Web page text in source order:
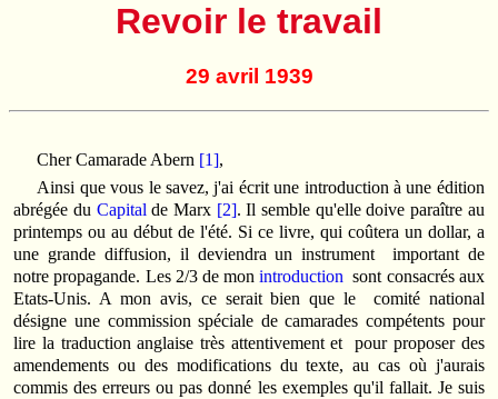
Revoir le travail
29 avril 1939
Cher Camarade Abern [1],
Ainsi que vous le savez, j'ai écrit une introduction à une édition
abrégée du Capital de Marx [2]. Il semble qu'elle doive paraître au
printemps ou au début de l'été. Si ce livre, qui coûtera un dollar, a
une grande diffusion, il deviendra un instrument important de
notre propagande. Les 2/3 de monintroduction sont consacrés aux
Etats‑Unis. A mon avis, ce serait bien que le comité national
désigne une commission spéciale de camarades compétents pour
lire la traduction anglaise très attentivement et pour proposer des
amendements ou des modifications du texte, au cas où j'aurais
commis des erreurs ou pas donné les exemples qu'il fallait. Je suis